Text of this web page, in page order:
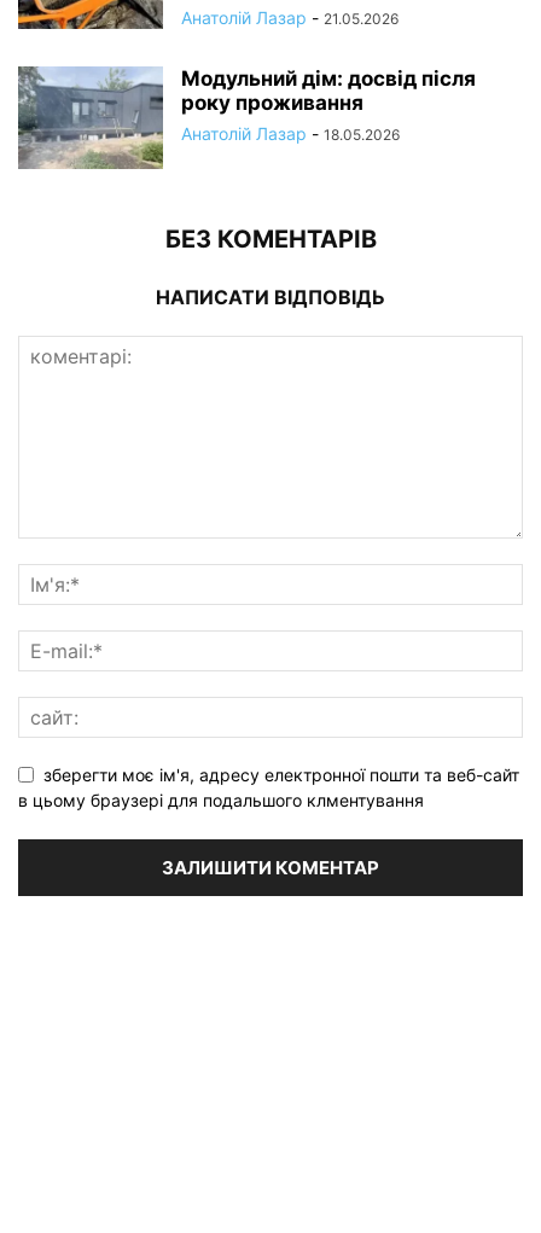
Анатолій Лазар - 21.05.2026
Модульний дім: досвід після
року проживання
Анатолій Лазар - 18.05.2026
БЕЗ КОМЕНТАРІВ
НАПИСАТИ ВІДПОВІДЬ
зберегти моє ім'я, адресу електронної пошти та веб-сайт
в цьому браузері для подальшого клментування